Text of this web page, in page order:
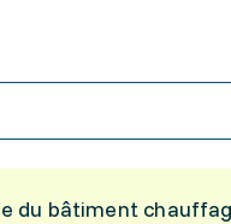
du bâtiment